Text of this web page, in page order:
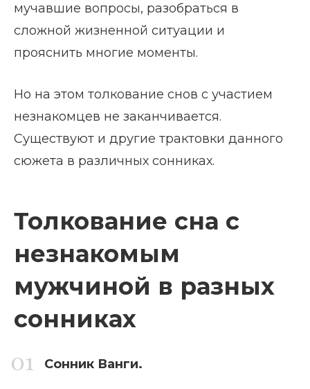
мучавшие вопросы, разобраться в
сложной жизненной ситуации и
прояснить многие моменты.
Но на этом толкование снов с участием
незнакомцев не заканчивается.
Существуют и другие трактовки данного
сюжета в различных сонниках.
Толкование сна с
незнакомым
мужчиной в разных
сонниках
Сонник Ванги.